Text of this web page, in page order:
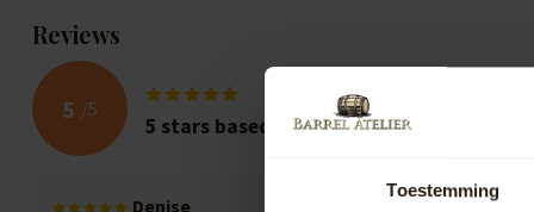
Toestemming
Reviews
5 /5
5 stars based on2reviews
Denise